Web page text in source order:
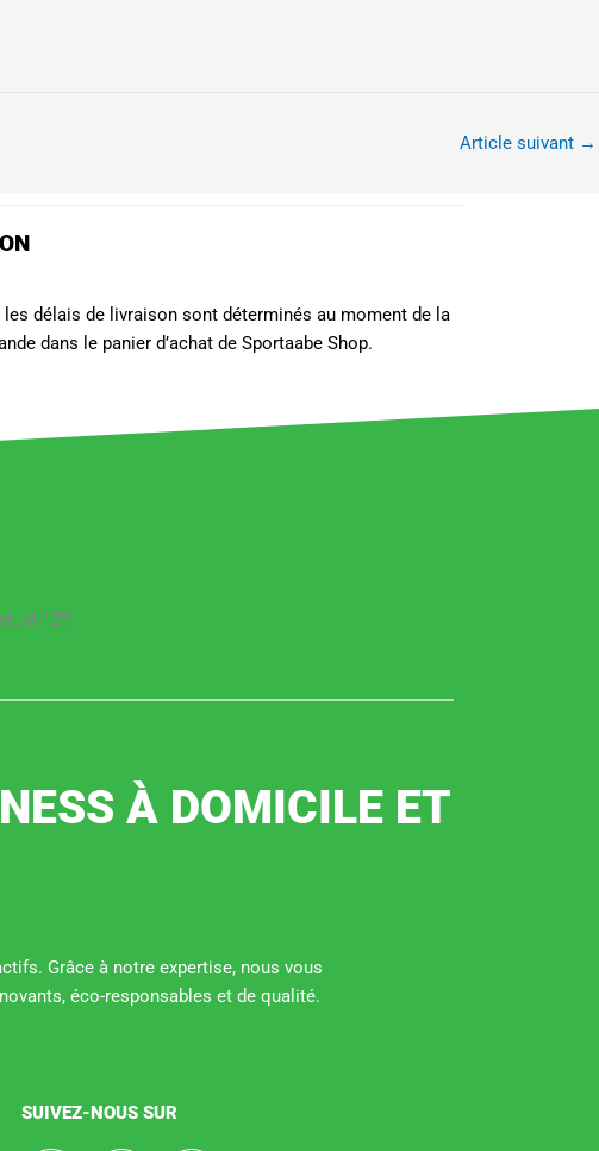
Article suivant →
les délais de livraison sont déterminés au moment de la
dans le panier d’achat de Sportaabe Shop.
À DOMICILE ET
Grâce à notre expertise, nous vous
éco-responsables et de qualité.
SUIVEZ-NOUS SUR